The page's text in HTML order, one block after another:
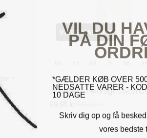
-
VÆLG VARIANT
Lil' Atelier
Lil Atelier - Heldragt
VIL DU
PÅ DIN
*GÆLDER KØB OVER
NEDSATTE VARER -
10 DAGE
Skriv dig op og få
vores bedste